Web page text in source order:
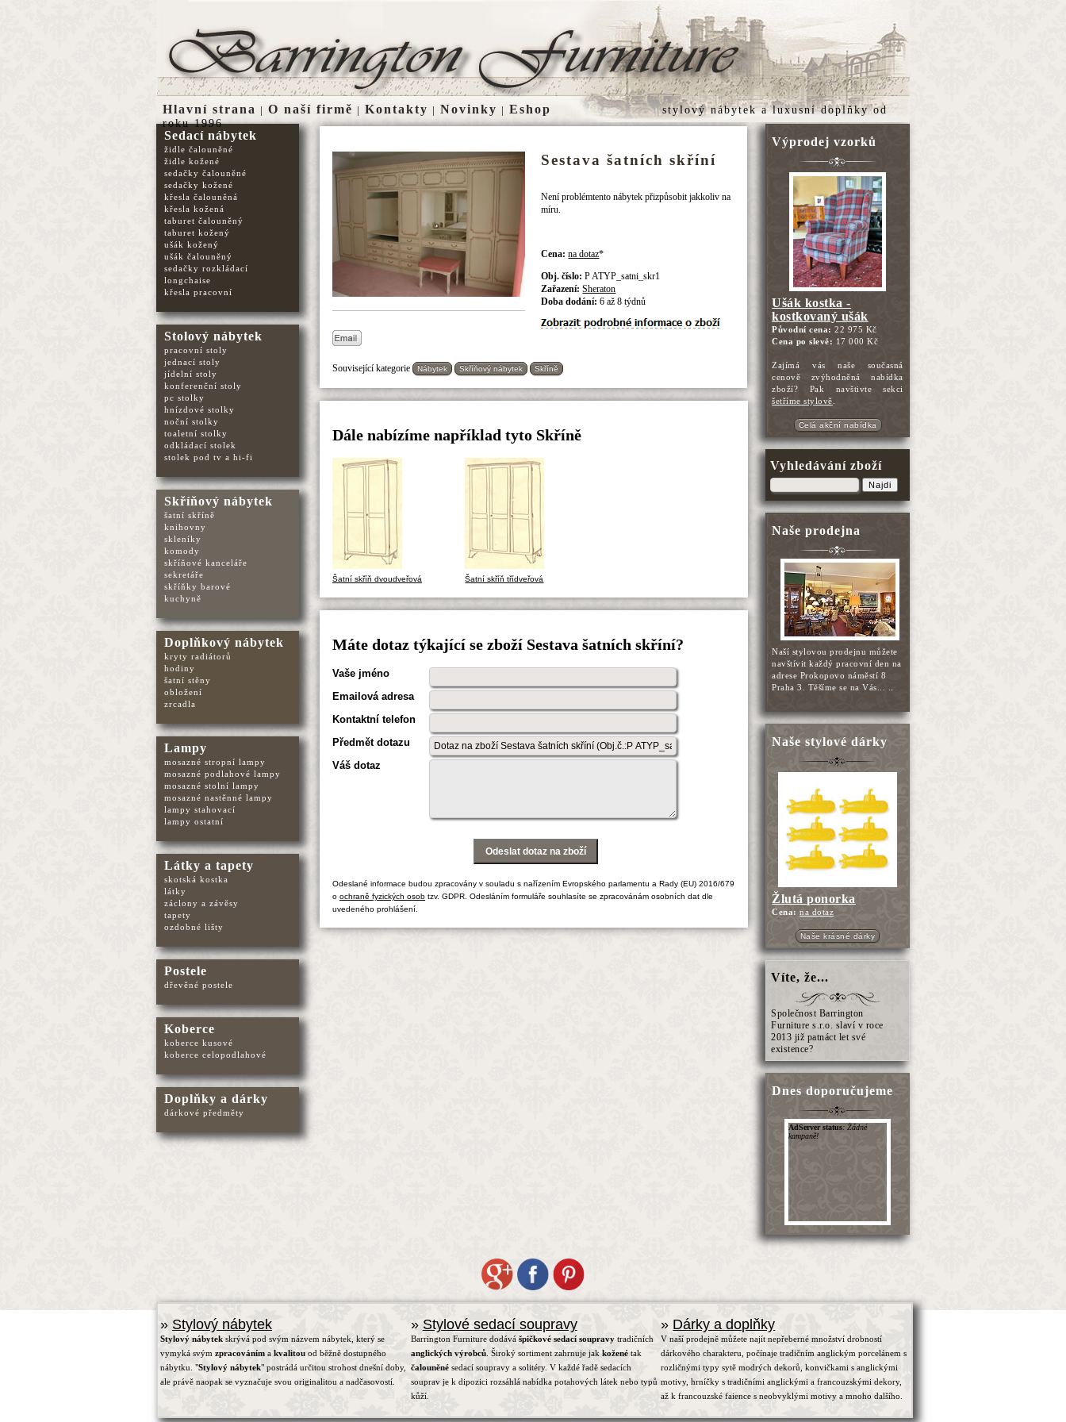
Sestava šatních skříní
Není problémtento nábytek přizpůsobit jakkoliv na
míru.
Cena:na dotaz*
Obj. číslo:P ATYP_satni_skr1
Zařazení:Sheraton
Doba dodání: 6 až 8 týdnů
Související kategorie Nábytek Skříňový nábytek Skříně
Dále nabízíme například tyto Skříně
Šatní skříň dvoudveřová Šatní skříň třídveřová
Máte dotaz týkající se zboží Sestava šatních skříní?
Vaše jméno
Emailová adresa
Kontaktní telefon
Předmět dotazu
Váš dotaz
Odeslané informace budou zpracovány v souladu s nařízením Evropského parlamentu a Rady (EU) 2016/679
o ochraně fyzických osobtzv. GDPR. Odesláním formuláře souhlasíte se zpracovánám osobních dat dle
uvedeného prohlášení.
Výprodej vzorků
Ušák kostka -
kostkovaný ušák
Původní cena:22 975 Kč
Cena po slevě: 17 000 Kč
Zajímá vás naše současná
cenově zvýhodněná nabídka
zboží? Pak navštivte sekci
šetříme stylově
Celá akční nabídka
Vyhledávání zboží
Najdi
Naše prodejna
Naší stylovou prodejnu můžete
navštívit každý pracovní den na
adrese Prokopovo náměstí 8
Praha 3. Těšíme se na Vás... ..
Naše stylové dárky
Žlutá ponorka
Cena:na dotaz
Naše krásné dárky
Víte, že...
Společnost Barrington
Furniture s.r.o. slaví v roce
2013 již patnáct let své
existence?
Dnes doporučujeme
Sedací nábytek
židle čalouněné
židle kožené
sedačky čalouněné
sedačky kožené
křesla čalouněná
křesla kožená
taburet čalouněný
taburet kožený
ušák kožený
ušák čalouněný
sedačky rozkládací
longchaise
křesla pracovní
Stolový nábytek
pracovní stoly
jednací stoly
jídelní stoly
konferenční stoly
pc stolky
hnízdové stolky
noční stolky
toaletní stolky
odkládací stolek
stolek pod tv a hi-fi
Skříňový nábytek
šatní skříně
knihovny
skleníky
komody
skříňové kanceláře
sekretáře
skříňky barové
kuchyně
Doplňkový nábytek
kryty radiátorů
hodiny
šatní stěny
obložení
zrcadla
Lampy
mosazné stropní lampy
mosazné podlahové lampy
mosazné stolní lampy
mosazné nastěnné lampy
lampy stahovací
lampy ostatní
Látky a tapety
skotská kostka
látky
záclony a závěsy
tapety
ozdobné lišty
Postele
dřevěné postele
Koberce
koberce kusové
koberce celopodlahové
Doplňky a dárky
dárkové předměty
Hlavní strana | O naší firmě | Kontakty | Novinky | Eshop stylový nábytekaluxusní doplňkyod
roku 1996
» Stylový nábytek
Stylový nábytek skrývá pod svým názvem nábytek, který se
vymyká svým zpracováním a kvalitou od běžně dostupného
nábytku. "Stylový nábytek" postrádá určitou strohost dnešní doby,
ale právě naopak se vyznačuje svou originalitou a nadčasovostí.
» Stylové sedací soupravy
Barrington Furniture dodává špičkové sedací soupravytradičních
anglických výrobců. Široký sortiment zahrnuje jak koženétak
čalouněnésedací soupravy a solitéry. V každé řadě sedacích
souprav je k dipozici rozsáhlá nabídka potahových látek nebo typů
kůží.
» Dárky a doplňky
V naší prodejně můžete najít nepřeberné množství drobností
dárkového charakteru, počínaje tradičním anglickým porcelánem s
rozličnými typy sytě modrých dekorů, konvičkami s anglickými
motivy, hrníčky s tradičními anglickými a francouzskými dekory,
až k francouzské faience s neobvyklými motivy a mnoho dalšího.